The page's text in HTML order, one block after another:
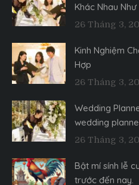
Khác Nhau
26 Tháng 3,
Kinh Nghiệm
Hợp
26 Tháng 3,
Wedding
wedding
26 Tháng 3,
Bật mí sính lễ
trước đến nay.